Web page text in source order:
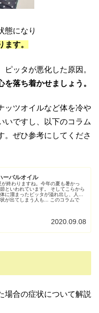
態になり
す。
ッタが悪化した原因。
落ち着かせましょう。
ッツオイルなど体を冷や
いですし、以下のコラム
。ぜひ参考にしてくださ
ーバルオイル
ています。 そしてこらから
に溜まったピッタが溢れ出し、人に
しまう人も... このコラムで
2020.09.08
場合の症状について解説